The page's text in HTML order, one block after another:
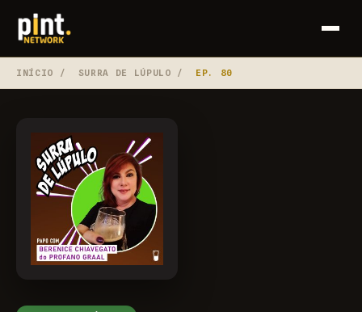
INÍCIO / SURRA DE LÚPULO / EP. 80